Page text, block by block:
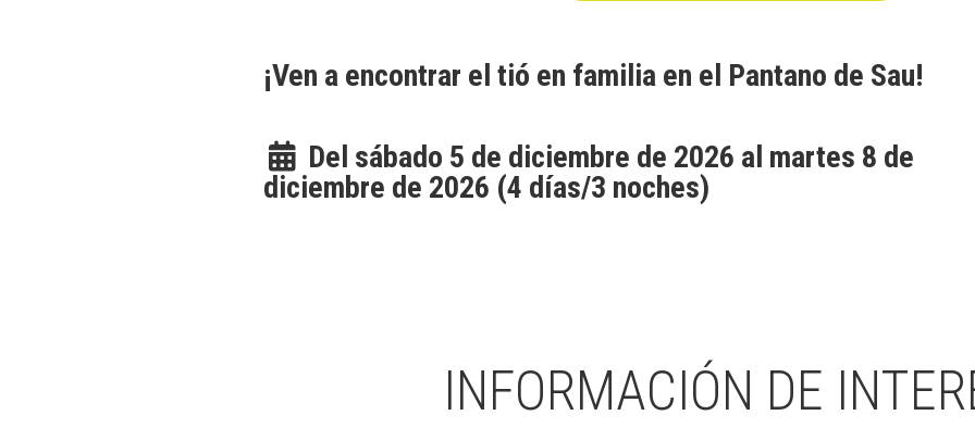
¡Ven a encontrar el tió en familia en el Pantano de Sau!
Del sábado 5 de diciembre de 2026 al martes 8 de
diciembre de 2026 (4 días/3 noches)
INFORMACIÓN DE